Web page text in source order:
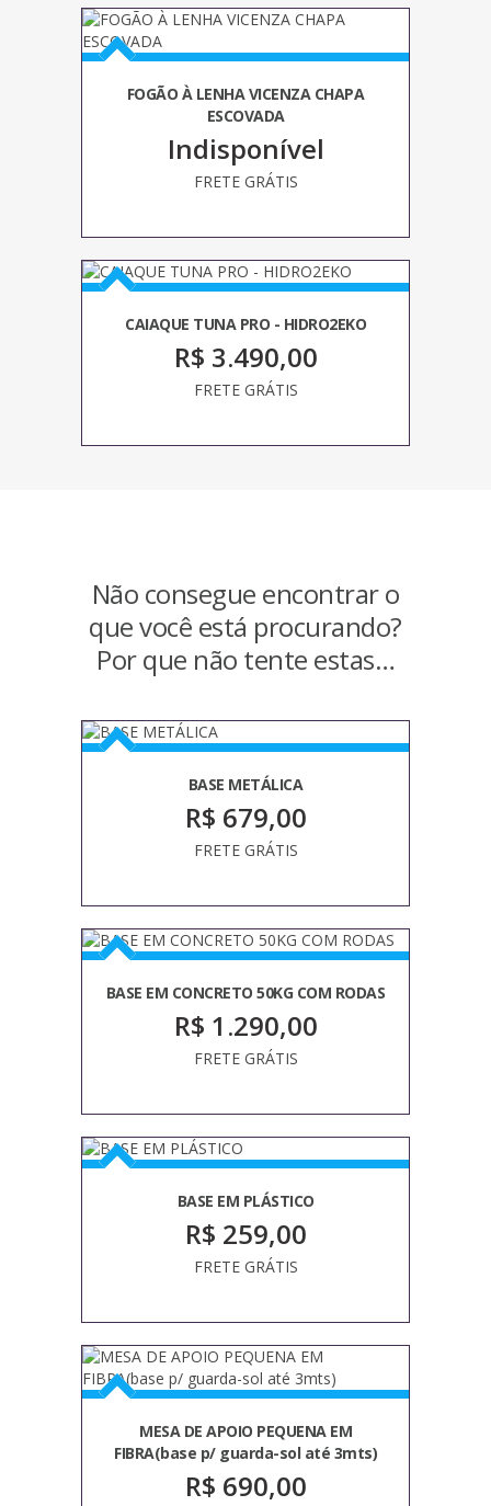
FOGÃO À LENHA VICENZA CHAPA
ESCOVADA
Indisponível
FRETE GRÁTIS
CAIAQUE TUNA PRO - HIDRO2EKO
R$ 3.490,00
FRETE GRÁTIS
Não consegue encontrar o
que você está procurando?
Por que não tente estas…
BASE METÁLICA
R$ 679,00
FRETE GRÁTIS
BASE EM CONCRETO 50KG COM RODAS
R$ 1.290,00
FRETE GRÁTIS
BASE EM PLÁSTICO
R$ 259,00
FRETE GRÁTIS
MESA DE APOIO PEQUENA EM
FIBRA(base p/ guarda-sol até 3mts)
R$ 690,00